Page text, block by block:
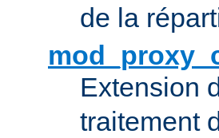
de la
Extension
traitement